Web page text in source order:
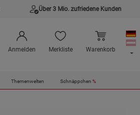
Über 3 Mio. zufriedene Kunden
Anmelden Merkliste Warenkorb
Themenwelten Schnäppchen %